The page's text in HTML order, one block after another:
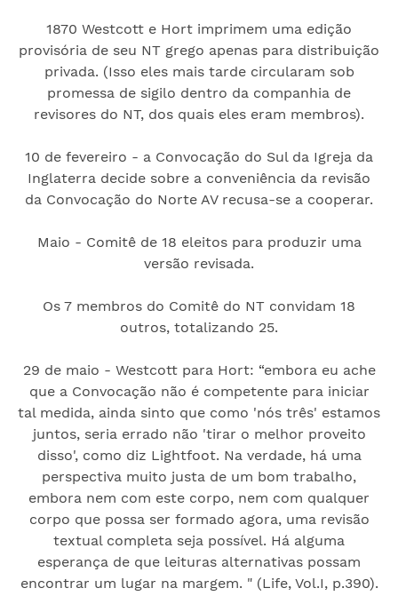
1870 Westcott e Hort imprimem uma edição
provisória de seu NT grego apenas para distribuição
privada. (Isso eles mais tarde circularam sob
promessa de sigilo dentro da companhia de
revisores do NT, dos quais eles eram membros).
10 de fevereiro - a Convocação do Sul da Igreja da
Inglaterra decide sobre a conveniência da revisão
da Convocação do Norte AV recusa-se a cooperar.
Maio - Comitê de 18 eleitos para produzir uma
versão revisada.
Os 7 membros do Comitê do NT convidam 18
outros, totalizando 25.
29 de maio - Westcott para Hort: “embora eu ache
que a Convocação não é competente para iniciar
tal medida, ainda sinto que como 'nós três' estamos
juntos, seria errado não 'tirar o melhor proveito
disso', como diz Lightfoot. Na verdade, há uma
perspectiva muito justa de um bom trabalho,
embora nem com este corpo, nem com qualquer
corpo que possa ser formado agora, uma revisão
textual completa seja possível. Há alguma
esperança de que leituras alternativas possam
encontrar um lugar na margem. " (Life, Vol.I, p.390).